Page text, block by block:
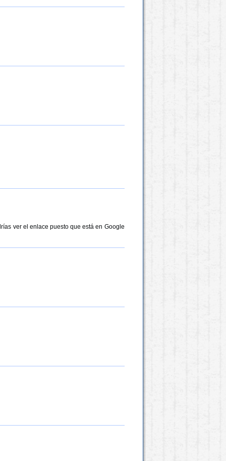
ver el enlace puesto que está en Google